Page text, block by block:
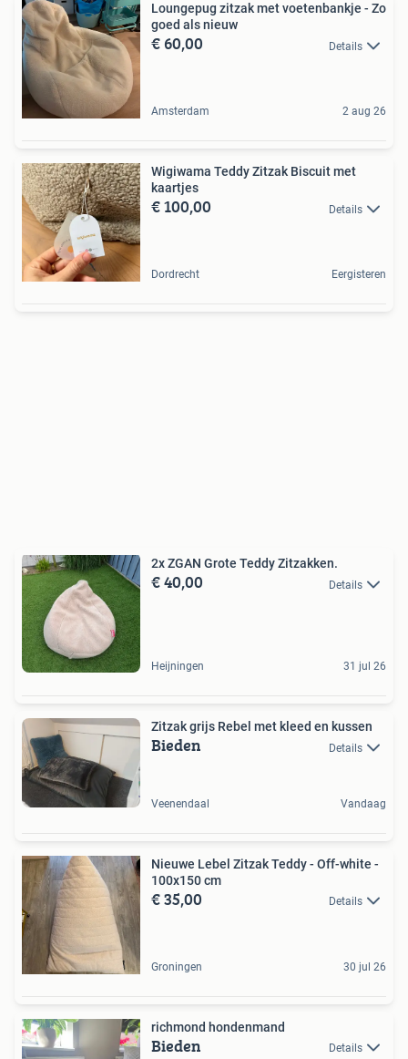
Loungepug zitzak met voetenbankje - Zo
goed als nieuw
€ 60,00 Details
Amsterdam 2 aug 26
Wigiwama Teddy Zitzak Biscuit met
kaartjes
€ 100,00 Details
Dordrecht Eergisteren
2x ZGAN Grote Teddy Zitzakken.
€ 40,00 Details
Heijningen 31 jul 26
Zitzak grijs Rebel met kleed en kussen
Bieden Details
Veenendaal Vandaag
Nieuwe Lebel Zitzak Teddy - Off-white -
100x150 cm
€ 35,00 Details
Groningen 30 jul 26
richmond hondenmand
Bieden Details